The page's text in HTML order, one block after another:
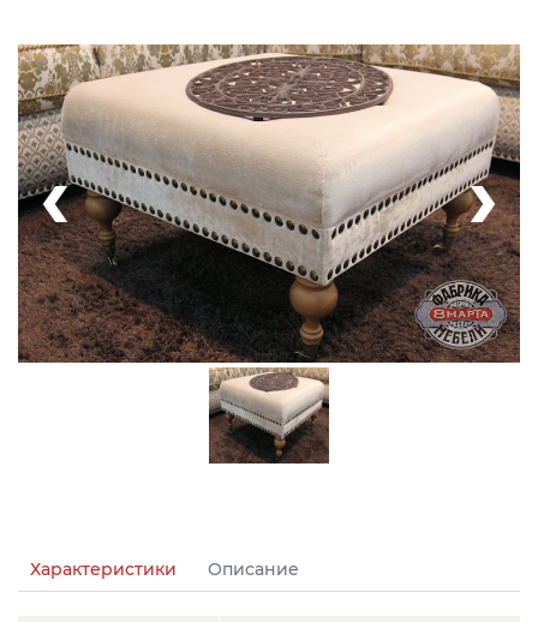
Характеристики Описание